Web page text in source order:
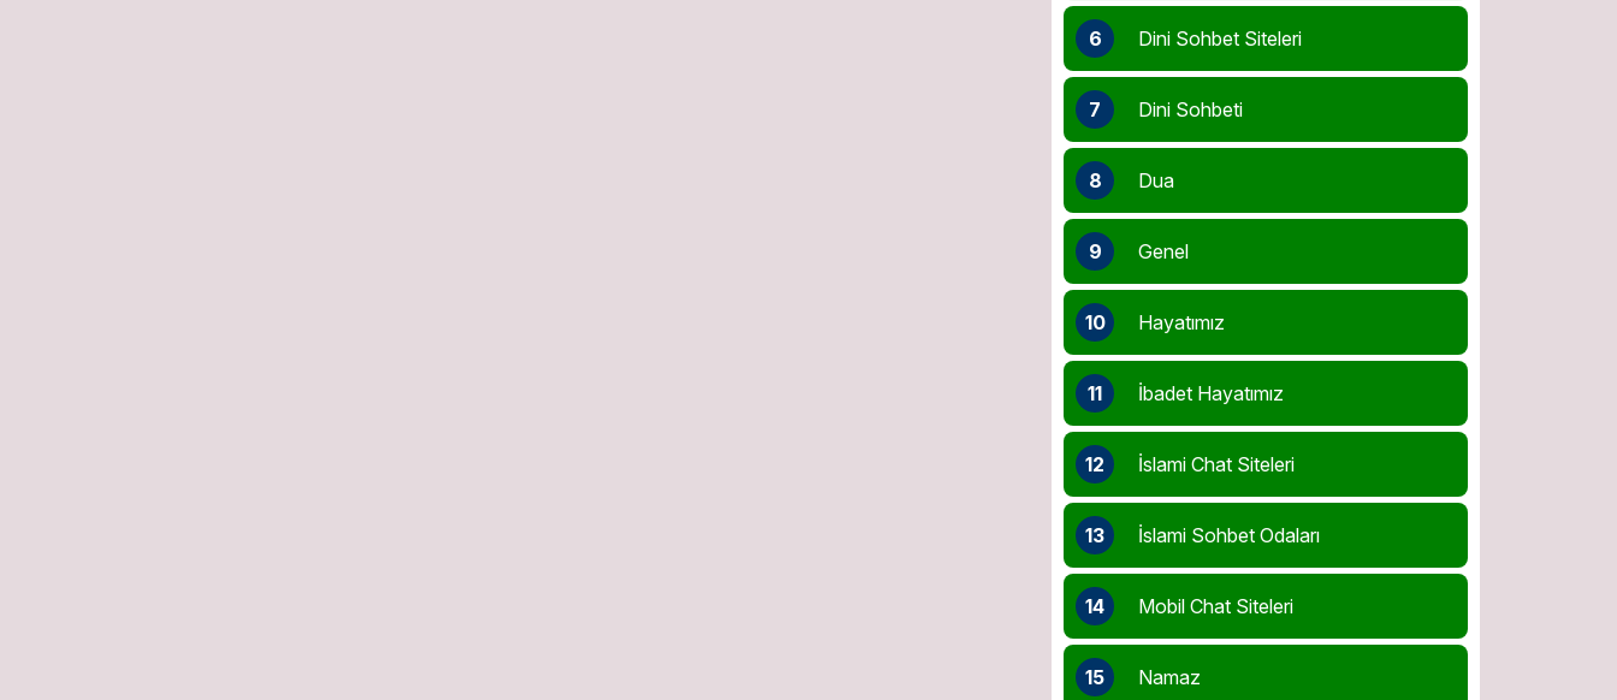
6 Dini Sohbet Siteleri
7 Dini Sohbeti
8 Dua
9 Genel
10 Hayatımız
11 İbadet Hayatımız
12 İslami Chat Siteleri
13 İslami Sohbet Odaları
14 Mobil Chat Siteleri
15 Namaz